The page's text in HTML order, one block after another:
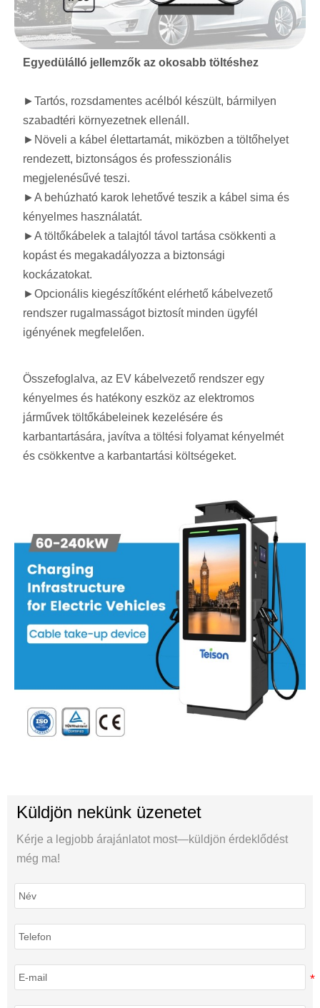
Egyedülálló jellemzők az okosabb töltéshez
►Tartós, rozsdamentes acélból készült, bármilyen
szabadtéri környezetnek ellenáll.
►Növeli a kábel élettartamát, miközben a töltőhelyet
rendezett, biztonságos és professzionális
megjelenésűvé teszi.
►A behúzható karok lehetővé teszik a kábel sima és
kényelmes használatát.
►A töltőkábelek a talajtól távol tartása csökkenti a
kopást és megakadályozza a biztonsági
kockázatokat.
►Opcionális kiegészítőként elérhető kábelvezető
rendszer rugalmasságot biztosít minden ügyfél
igényének megfelelően.
Összefoglalva, az EV kábelvezető rendszer egy
kényelmes és hatékony eszköz az elektromos
járművek töltőkábeleinek kezelésére és
karbantartására, javítva a töltési folyamat kényelmét
és csökkentve a karbantartási költségeket.
Küldjön nekünk üzenetet
Kérje a legjobb árajánlatot most—küldjön érdeklődést
még ma!